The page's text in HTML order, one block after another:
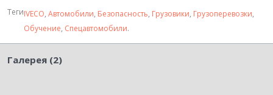
ТегиIVECO, Автомобили, Безопасность, Грузовики, Грузоперевозки,
Обучение, Спецавтомобили.
Галерея (2)